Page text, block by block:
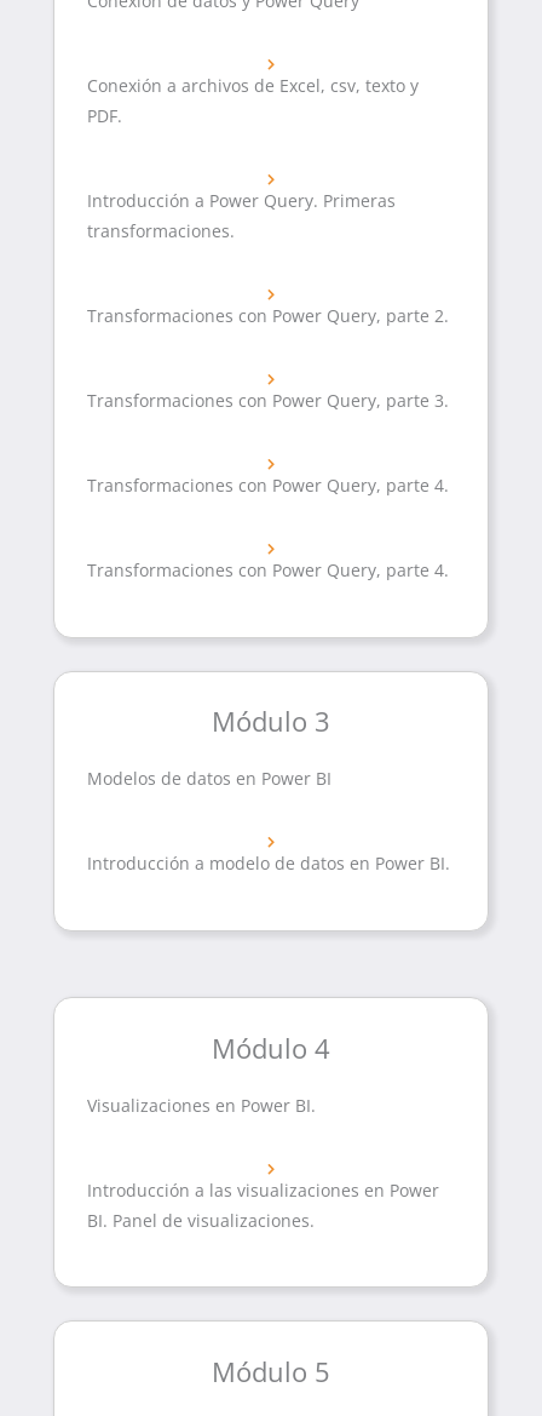
Conexión a archivos de Excel, csv, texto y
PDF.
Introducción a Power Query. Primeras
transformaciones.
Transformaciones con Power Query, parte 2.
Transformaciones con Power Query, parte 3.
Transformaciones con Power Query, parte 4.
Transformaciones con Power Query, parte 4.
Módulo 3
Modelos de datos en Power BI
Introducción a modelo de datos en Power BI.
Módulo 4
Visualizaciones en Power BI.
Introducción a las visualizaciones en Power
BI. Panel de visualizaciones.
Módulo 5